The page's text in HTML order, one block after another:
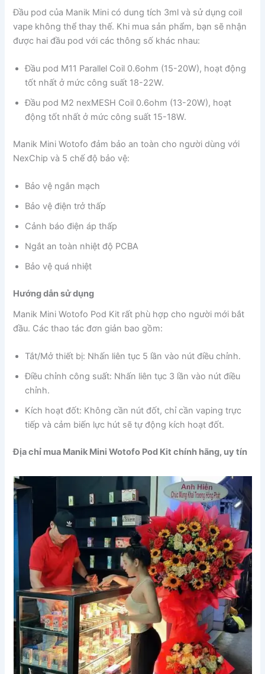
Đầu pod của Manik Mini có dung tích 3ml và sử dụng coil
vape không thể thay thế. Khi mua sản phẩm, bạn sẽ nhận
được hai đầu pod với các thông số khác nhau:
Đầu pod M11 Parallel Coil 0.6ohm (15-20W), hoạt động
tốt nhất ở mức công suất 18-22W.
Đầu pod M2 nexMESH Coil 0.6ohm (13-20W), hoạt
động tốt nhất ở mức công suất 15-18W.
Manik Mini Wotofo đảm bảo an toàn cho người dùng với
NexChip và 5 chế độ bảo vệ:
Bảo vệ ngắn mạch
Bảo vệ điện trở thấp
Cảnh báo điện áp thấp
Ngắt an toàn nhiệt độ PCBA
Bảo vệ quá nhiệt
Hướng dẫn sử dụng
Manik Mini Wotofo Pod Kit rất phù hợp cho người mới bắt
đầu. Các thao tác đơn giản bao gồm:
Tắt/Mở thiết bị: Nhấn liên tục 5 lần vào nút điều chỉnh.
Điều chỉnh công suất: Nhấn liên tục 3 lần vào nút điều
chỉnh.
Kích hoạt đốt: Không cần nút đốt, chỉ cần vaping trực
tiếp và cảm biến lực hút sẽ tự động kích hoạt đốt.
Địa chỉ mua Manik Mini Wotofo Pod Kit chính hãng, uy tín